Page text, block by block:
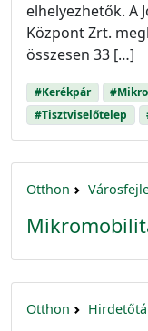
elhelyezhetők. A
Központ Zrt.
összesen 33 […]
#Kerékpár
#Tisztviselőtelep
Otthon
Otthon